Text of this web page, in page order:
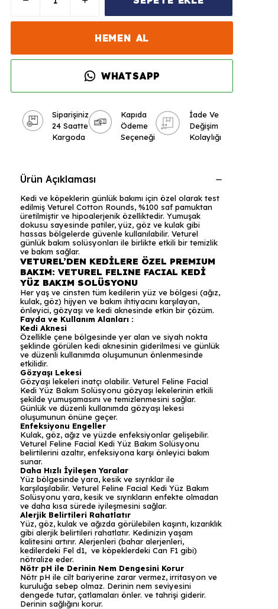
HEMEN AL
WHATSAPP
Siparişiniz
24 Saatte
Kargoda
Kapıda
Ödeme
Seçeneği
İade Ve
Değişim
Kolaylığı
Ürün Açıklaması
Kedi ve köpeklerin günlük bakımı için özel olarak test
edilmiş Veturel Cotton Rounds, %100 saf pamuktan
üretilmiştir ve hipoalerjenik özelliktedir. Yumuşak
dokusu sayesinde patiler, yüz, göz ve kulak gibi
hassas bölgelerde güvenle kullanılabilir. Veturel
günlük bakım solüsyonları ile birlikte etkili bir temizlik
ve bakım sağlar.
VETUREL’DEN KEDİLERE ÖZEL PREMIUM
BAKIM: VETUREL FELINE FACIAL KEDİ
YÜZ BAKIM SOLÜSYONU
Her yaş ve cinsten tüm kedilerin yüz ve bölgesi (ağız,
kulak, göz) hijyen ve bakım ihtiyacını karşılayan,
önleyici, gözyaşı ve kedi aknesinde etkin bir çözüm.
Fayda ve Kullanım Alanları :
Kedi Aknesi
Özellikle çene bölgesinde yer alan ve siyah nokta
şeklinde görülen kedi aknesinin giderilmesi ve günlük
ve düzenli kullanımda oluşumunun önlenmesinde
etkilidir.
Gözyaşı Lekesi
Gözyaşı lekeleri inatçı olabilir. Veturel Feline Facial
Kedi Yüz Bakım Solüsyonu gözyaşı lekelerinin etkili
şekilde yumuşamasını ve temizlenmesini sağlar.
Günlük ve düzenli kullanımda gözyaşı lekesi
oluşumunun önüne geçer.
Enfeksiyonu Engeller
Kulak, göz, ağız ve yüzde enfeksiyonlar gelişebilir.
Veturel Feline Facial Kedi Yüz Bakım Solüsyonu
belirtilerini azaltır, enfeksiyona karşı önleyici bakım
sunar.
Daha Hızlı İyileşen Yaralar
Yüz bölgesinde yara, kesik ve sıyrıklar ile
karşılaşılabilir. Veturel Feline Facial Kedi Yüz Bakım
Solüsyonu yara, kesik ve sıyrıkların enfekte olmadan
ve daha kısa sürede iyileşmesini sağlar.
Alerjik Belirtileri Rahatlatır
Yüz, göz, kulak ve ağızda görülebilen kaşıntı, kızarıklık
gibi alerjik belirtileri rahatlatır. Kedinizin yaşam
kalitesini artırır. Alerjenleri (bahar alerjenleri,
kedilerdeki Fel d1, ve köpeklerdeki Can F1 gibi)
nötralize eder.
Nötr pH ile Derinin Nem Dengesini Korur
Nötr pH ile cilt bariyerine zarar vermez, irritasyon ve
kuruluğa sebep olmaz. Derinin nem seviyesini
dengede tutar, çatlamaları önler. ve tahrişi giderir.
Derinin sağlığını korur.